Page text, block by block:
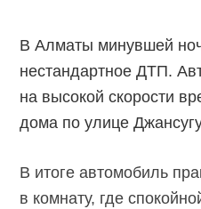
В Алматы минувшей
нестандартное ДТП.
на высокой скорости
дома по улице
В итоге автомобиль
в комнату, где